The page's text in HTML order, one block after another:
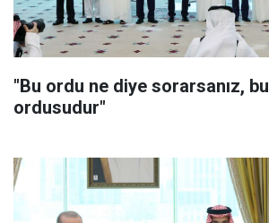
"Bu ordu ne diye sorarsanız,
ordusudur"